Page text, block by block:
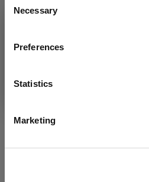
Necessary
Preferences
Statistics
Marketing
本网站面向商业受众。
士（公司）。